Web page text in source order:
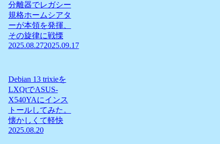
分離器でレガシー
規格ホームシアタ
ーが本領を発揮、
その旋律に戦慄
2025.08.272025.09.17
Debian 13 trixieを
LXQtでASUS-
X540YAにインス
トールしてみた。
懐かしくて軽快
2025.08.20